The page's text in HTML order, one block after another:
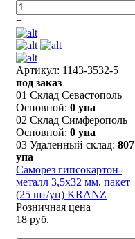
+
Артикул: 1143-3532-5
под заказ
01 Склад Севастополь
Основной: 0 упа
02 Склад Симферополь
Основной: 0 упа
03 Удаленный склад: 807
упа
Саморез гипсокартон-
металл 3,5х32 мм, пакет
(25 шт/уп) KRANZ
Розничная цена
18 руб.
–